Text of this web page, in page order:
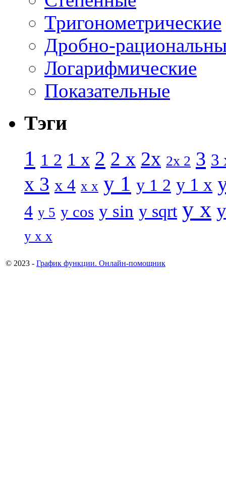
Тригонометрические
Дробно-
Логарифмические
Показательные
Тэги
1 1 2 1 x 2 2 x 2x 2x 2 3 3
x 3 x 4 x x y 1 y 1 2 y 1 x
4 y 5 y cos y sin y sqrt y x
y x x
© 2023 - График функции. Онлайн-помощник